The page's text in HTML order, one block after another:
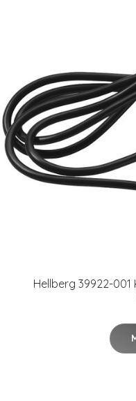
Hellberg 39922-